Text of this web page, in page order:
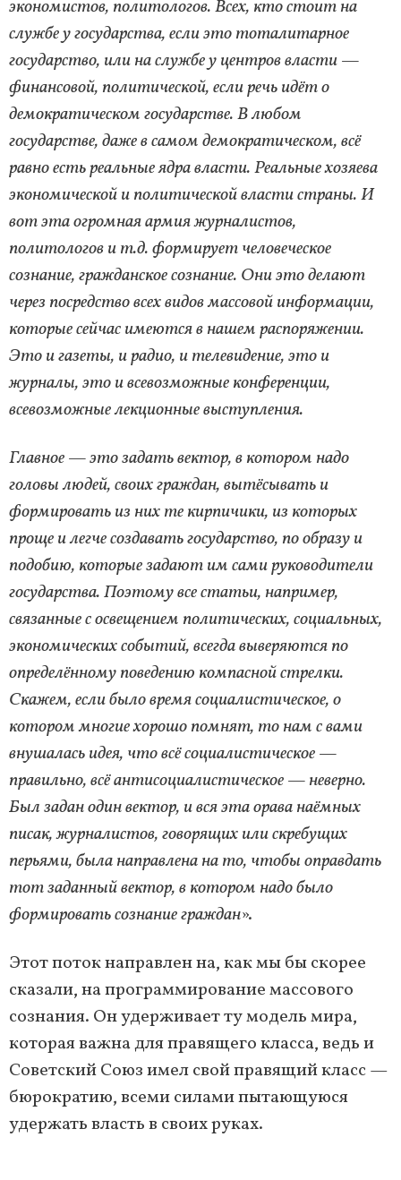
экономистов, политологов. Всех, кто стоит на
службе у государства, если это тоталитарное
государство, или на службе у центров власти —
финансовой, политической, если речь идёт о
демократическом государстве. В любом
государстве, даже в самом демократическом, всё
равно есть реальные ядра власти. Реальные хозяева
экономической и политической власти страны. И
вот эта огромная армия журналистов,
политологов и т.д. формирует человеческое
сознание, гражданское сознание. Они это делают
через посредство всех видов массовой информации,
которые сейчас имеются в нашем распоряжении.
Это и газеты, и радио, и телевидение, это и
журналы, это и всевозможные конференции,
всевозможные лекционные выступления.
Главное — это задать вектор, в котором надо
головы людей, своих граждан, вытёсывать и
формировать из них те кирпичики, из которых
проще и легче создавать государство, по образу и
подобию, которые задают им сами руководители
государства. Поэтому все статьи, например,
связанные с освещением политических, социальных,
экономических событий, всегда выверяются по
определённому поведению компасной стрелки.
Скажем, если было время социалистическое, о
котором многие хорошо помнят, то нам с вами
внушалась идея, что всё социалистическое —
правильно, всё антисоциалистическое — неверно.
Был задан один вектор, и вся эта орава наёмных
писак, журналистов, говорящих или скребущих
перьями, была направлена на то, чтобы оправдать
тот заданный вектор, в котором надо было
формировать сознание граждан».
Этот поток направлен на, как мы бы скорее
сказали, на программирование массового
сознания. Он удерживает ту модель мира,
которая важна для правящего класса, ведь и
Советский Союз имел свой правящий класс —
бюрократию, всеми силами пытающуюся
удержать власть в своих руках.